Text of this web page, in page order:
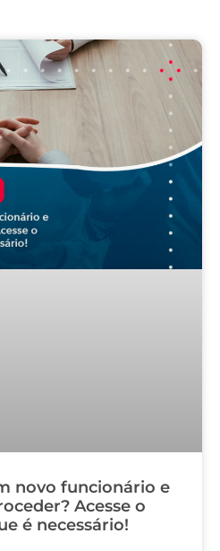
novo funcionário e
Acesse o
é necessário!